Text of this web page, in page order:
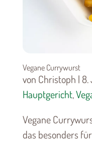
Vegane Currywurst
von Christoph |
Hauptgericht,
Vegane
das besonders